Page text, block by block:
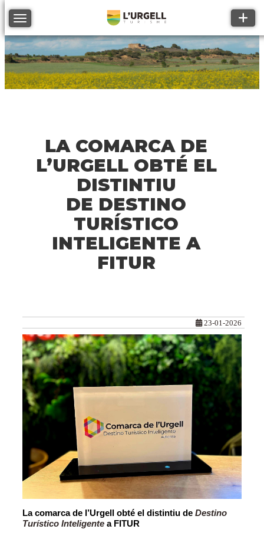
Toggle navigation
LA COMARCA DE
L’URGELL OBTÉ EL
DISTINTIU
DE DESTINO
TURÍSTICO
INTELIGENTE A
FITUR
23-01-2026
La comarca de l’Urgell obté el distintiu de Destino
Turístico Inteligente a FITUR